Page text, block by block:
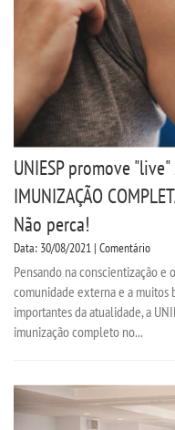
UNIESP promove "live"
IMUNIZAÇÃO
Não perca!
Data: 30/08/2021 | Comentário
Pensando na conscientização e
comunidade externa e a muitos
importantes da atualidade, a
imunização completo no...